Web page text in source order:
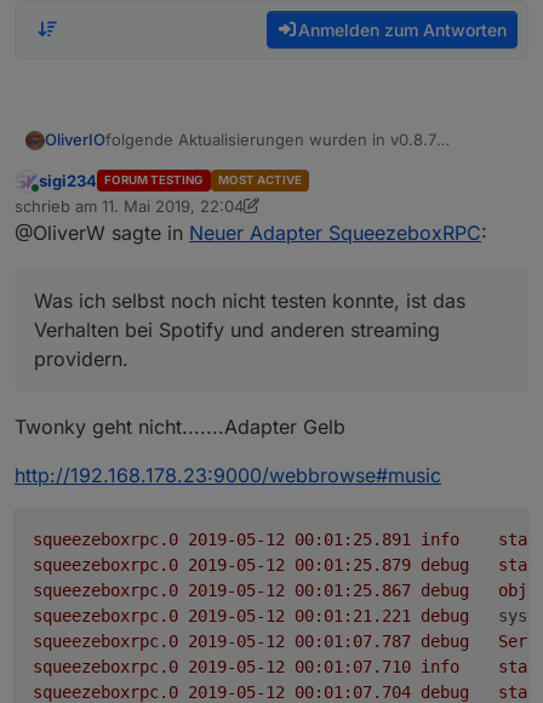
Anmelden zum Antworten
OliverIOfolgende Aktualisierungen wurden in v0.8.7
die Version wurde nach der Vollständigkeit
angepasst
der Adapter wurde in latest aufgenommen und
Konfigurationsmöglichkeiten über den
Konfigurationsdialog
der Adapter führ selbst eine Suche nach
Konfigurationsdialog zur Auswahl an
die Steuermöglichkeiten des Players und der
*- es kann nun ein Playlisteintrag direkt, aber
gewählt werden.
Zeit. Hier kann eine Postiotion im Track direkt
über die Sekunden aber auch relativ gewählt
werden (bspw 100, +20, -10)
*- auch die repeat und shuffle sind nun in allen
formen zur Steuerung verfügbar.
Eine detaillierte Beschreibung der verfügbaren states
ist auf englisch bei
Media Server besitzt und mir Rückmeldung geben
könntet, ob bei euch alles funktioniert oder irgendwie
Fehler und Verbesserungsvorschläge können über
Was ich selbst noch nicht testen konnte, ist das
Verhalten bei Spotify und anderen streaming
Online
sigi234 FORUM TESTING MOST ACTIVE
schrieb am 11. Mai 2019, 22:04
zuletzt editiert von sigi2345. Dez. 2019, 00:04
@OliverW sagte in Neuer Adapter SqueezeboxRPC:
Was ich selbst noch nicht testen konnte, ist das
Verhalten bei Spotify und anderen streaming
providern.
Twonky geht nicht.......Adapter Gelb
http://192.168.178.23:9000/webbrowse#music
squeezeboxrpc.0 info
squeezeboxrpc.0
debug
squeezeboxrpc.0
debug
squeezeboxrpc.0
debug
squeezeboxrpc.0
debug
squeezeboxrpc.0
info
squeezeboxrpc.0
debug